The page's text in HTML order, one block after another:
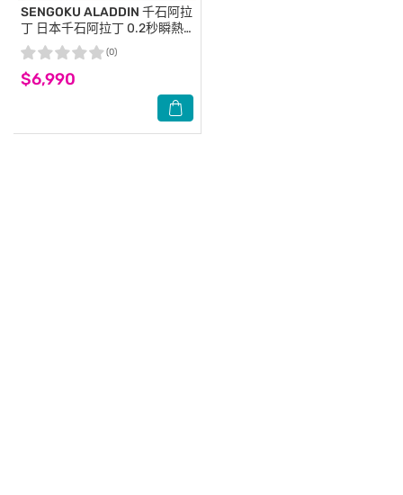
SENGOKU ALADDIN 千石阿拉
丁 日本千石阿拉丁 0.2秒瞬熱2
枚燒石墨烤箱(白色)
$6,990
(0)